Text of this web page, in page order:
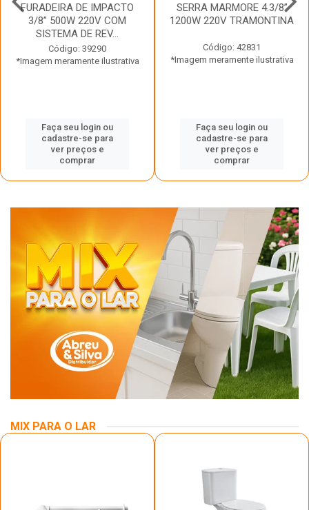
FURADEIRA DE IMPACTO
3/8” 500W 220V COM
SISTEMA DE REV...
Código: 39290
*Imagem meramente ilustrativa
Faça seu login ou
cadastre-se para
ver preços e
comprar
SERRA MARMORE 4.3/8”
1200W 220V TRAMONTINA
Código: 42831
*Imagem meramente ilustrativa
Faça seu login ou
cadastre-se para
ver preços e
comprar
MIX PARA O LAR